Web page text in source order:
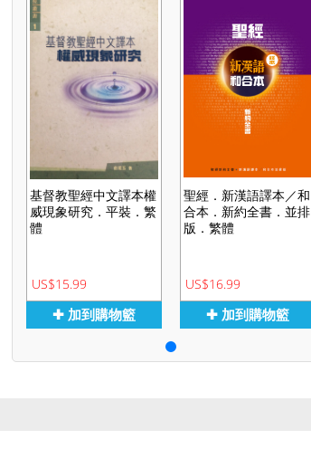
基督教聖經中文譯本權
威現象研究．平裝．繁
體
US$15.99
✚ 加到購物籃
聖經．新漢語譯本／和
合本．新約全書．並排
版．繁體
US$16.99
✚ 加到購物籃